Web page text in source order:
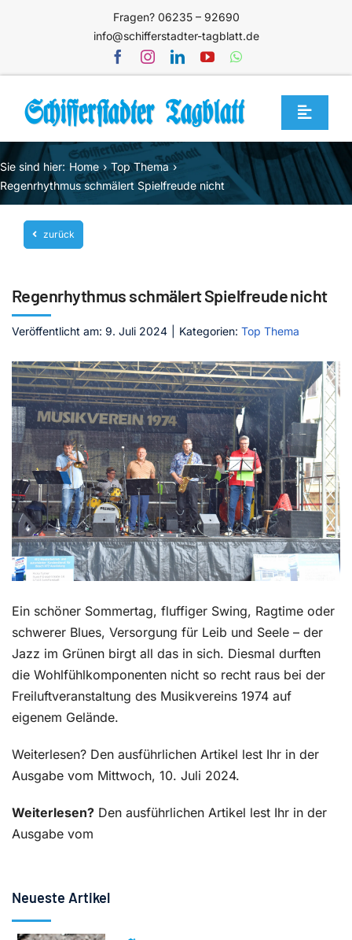
Fragen? 06235 – 92690
info@schifferstadter-tagblatt.de
Toggle
Home
Themen
Blog
Unternehmen
Mediathek
Kontakt
Sie sind hier: Home
Top Thema
Regenrhythmus schmälert Spielfreude nicht
zurück
Regenrhythmus schmälert Spielfreude nicht
Veröffentlicht am: 9. Juli 2024 Kategorien: Top Thema
Ein schöner Sommertag, fluffiger Swing, Ragtime oder
schwerer Blues, Versorgung für Leib und Seele – der
Jazz im Grünen birgt all das in sich. Diesmal durften
die Wohlfühlkomponenten nicht so recht raus bei der
Freiluftveranstaltung des Musikvereins 1974 auf
eigenem Gelände.
Weiterlesen? Den ausführlichen Artikel lest Ihr in der
Ausgabe vom Mittwoch, 10. Juli 2024.
Weiterlesen? Den ausführlichen Artikel lest Ihr in der
Ausgabe vom
Neueste Artikel